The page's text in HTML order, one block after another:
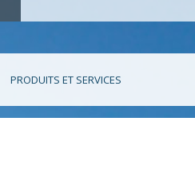
PRODUITS ET SERVICES